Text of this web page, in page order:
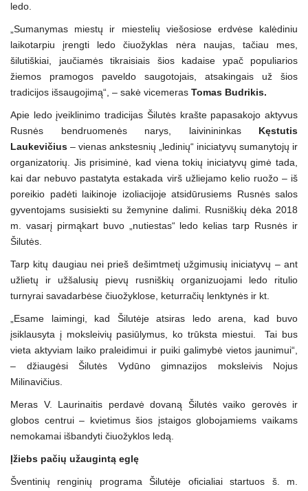
ledo.
„Sumanymas miestų ir miestelių viešosiose erdvėse kalėdiniu
laikotarpiu įrengti ledo čiuožyklas nėra naujas, tačiau mes,
šilutiškiai, jaučiamės tikraisiais šios kadaise ypač populiarios
žiemos pramogos paveldo saugotojais, atsakingais už šios
tradicijos išsaugojimą“, – sakė vicemeras Tomas Budrikis.
Apie ledo įveiklinimo tradicijas Šilutės krašte papasakojo aktyvus
Rusnės bendruomenės narys, laivinininkas Kęstutis
Laukevičius – vienas ankstesnių „ledinių“ iniciatyvų sumanytojų ir
organizatorių. Jis prisiminė, kad viena tokių iniciatyvų gimė tada,
kai dar nebuvo pastatyta estakada virš užliejamo kelio ruožo – iš
poreikio padėti laikinoje izoliacijoje atsidūrusiems Rusnės salos
gyventojams susisiekti su žemynine dalimi. Rusniškių dėka 2018
m. vasarį pirmąkart buvo „nutiestas“ ledo kelias tarp Rusnės ir
Šilutės.
Tarp kitų daugiau nei prieš dešimtmetį užgimusių iniciatyvų – ant
užlietų ir užšalusių pievų rusniškių organizuojami ledo ritulio
turnyrai savadarbėse čiuožyklose, keturračių lenktynės ir kt.
„Esame laimingi, kad Šilutėje atsiras ledo arena, kad buvo
įsiklausyta į moksleivių pasiūlymus, ko trūksta miestui. Tai bus
vieta aktyviam laiko praleidimui ir puiki galimybė vietos jaunimui“,
– džiaugėsi Šilutės Vydūno gimnazijos moksleivis Nojus
Milinavičius.
Meras V. Laurinaitis perdavė dovaną Šilutės vaiko gerovės ir
globos centrui – kvietimus šios įstaigos globojamiems vaikams
nemokamai išbandyti čiuožyklos ledą.
Įžiebs pačių užaugintą eglę
Šventinių renginių programa Šilutėje oficialiai startuos š. m.